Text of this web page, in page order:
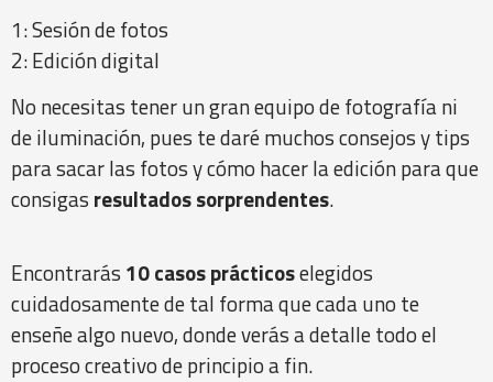
1: Sesión de fotos
2: Edición digital
No necesitas tener un gran equipo de fotografía ni
de iluminación, pues te daré muchos consejos y tips
para sacar las fotos y cómo hacer la edición para que
consigas resultados sorprendentes.
Encontrarás 10 casos prácticoselegidos
cuidadosamente de tal forma que cada uno te
enseñe algo nuevo, donde verás a detalle todo el
proceso creativo de principio a fin.